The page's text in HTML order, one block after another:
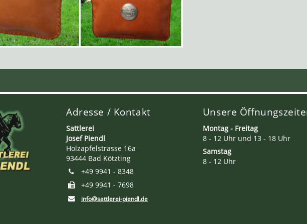
Adresse / Kontakt
Sattlerei
Josef Piendl
Holzapfelstrasse 16a
93444 Bad Kötzting
+49 9941 - 8348
+49 9941 - 7698
info@sattlerei-piendl.de
Unsere
Montag - Freitag
8 - 12 Uhr und 13 - 18 Uhr
Samstag
8 - 12 Uhr